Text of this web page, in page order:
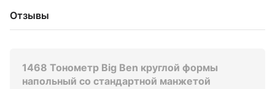
Отзывы
1468 Тонометр Big Ben круглой формы
напольный со стандартной манжетой